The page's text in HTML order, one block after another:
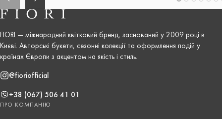
FIORI — міжнародний квітковий бренд, заснований у 2009 році в
Києві. Авторські букети, сезонні колекції та оформлення подій у
країнах Європи з акцентом на якість і стиль.
@fioriofficial
+38 (067) 506 41 01
ПРО КОМПАНІЮ